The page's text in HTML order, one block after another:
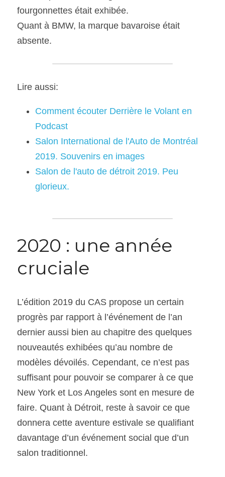
fourgonnettes était exhibée.
Quant à BMW, la marque bavaroise était
absente.
Lire aussi:
Comment écouter Derrière le Volant en
Podcast
Salon International de l'Auto de Montréal
2019. Souvenirs en images
Salon de l'auto de détroit 2019. Peu
glorieux.
2020 : une année
cruciale
L’édition 2019 du CAS propose un certain
progrès par rapport à l’événement de l’an
dernier aussi bien au chapitre des quelques
nouveautés exhibées qu’au nombre de
modèles dévoilés. Cependant, ce n’est pas
suffisant pour pouvoir se comparer à ce que
New York et Los Angeles sont en mesure de
faire. Quant à Détroit, reste à savoir ce que
donnera cette aventure estivale se qualifiant
davantage d’un événement social que d’un
salon traditionnel.